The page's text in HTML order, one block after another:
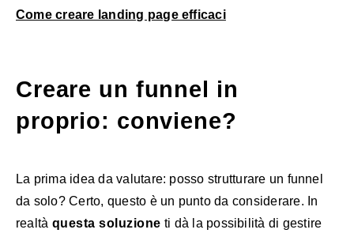
Come creare landing page efficaci
Creare un funnel in
proprio: conviene?
La prima idea da valutare: posso strutturare un funnel
da solo? Certo, questo è un punto da considerare. In
realtà questa soluzione ti dà la possibilità di gestire